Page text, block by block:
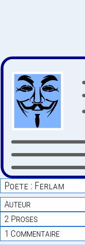
Poete : Ferlam
Auteur
2 Proses
1 Commentaire